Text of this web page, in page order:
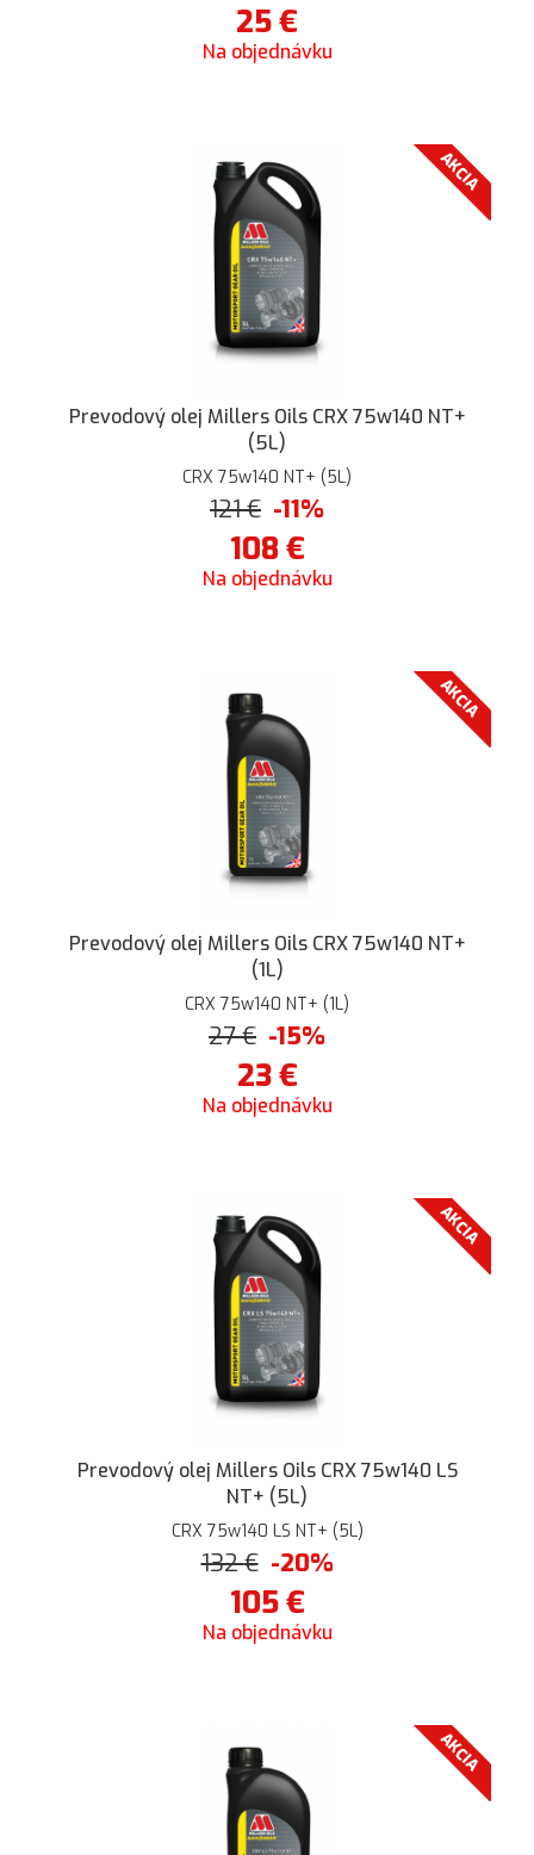
25€
Na objednávku
AKCIA
Prevodový olej Millers Oils CRX 75w140 NT+
(5L)
CRX 75w140 NT+ (5L)
121€ -11%
108 €
Na objednávku
AKCIA
Prevodový olej Millers Oils CRX 75w140 NT+
(1L)
CRX 75w140 NT+ (1L)
27€ -15%
23€
Na objednávku
AKCIA
Prevodový olej Millers Oils CRX 75w140 LS
NT+ (5L)
CRX 75w140 LS NT+ (5L)
132€ -20%
105€
Na objednávku
AKCIA